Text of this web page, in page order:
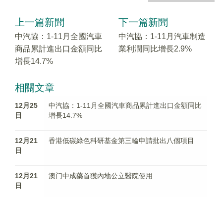
上一篇新聞
中汽協：1-11月全國汽車
商品累計進出口金額同比
增長14.7%
下一篇新聞
中汽協：1-11月汽車制造
業利潤同比增長2.9%
相關文章
12月25
日
中汽協：1-11月全國汽車商品累計進出口金額同比
增長14.7%
12月21
日
香港低碳綠色科研基金第三輪申請批出八個項目
12月21
日
澳门中成藥首獲內地公立醫院使用